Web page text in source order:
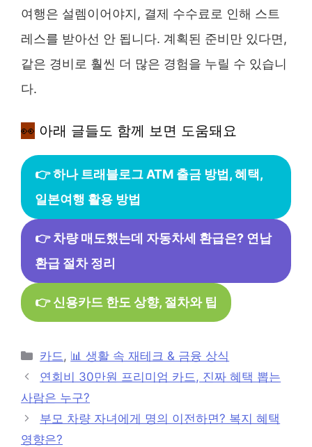
여행은 설렘이어야지, 결제 수수료로 인해 스트
레스를 받아선 안 됩니다. 계획된 준비만 있다면,
같은 경비로 훨씬 더 많은 경험을 누릴 수 있습니
다.
👀 아래 글들도 함께 보면 도움돼요
👉 하나 트래블로그 ATM 출금 방법, 혜택,
일본여행 활용 방법
👉 차량 매도했는데 자동차세 환급은? 연납
환급 절차 정리
👉 신용카드 한도 상향, 절차와 팁
카
테
리
카드 , 📊 생활 속 재테크 & 금융 상식
연회비 30만원 프리미엄 카드, 진짜 혜택 뽑는
사람은 누구?
부모 차량 자녀에게 명의 이전하면? 복지 혜택
영향은?